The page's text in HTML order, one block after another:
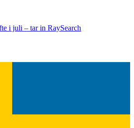
i juli – tar in RaySearch